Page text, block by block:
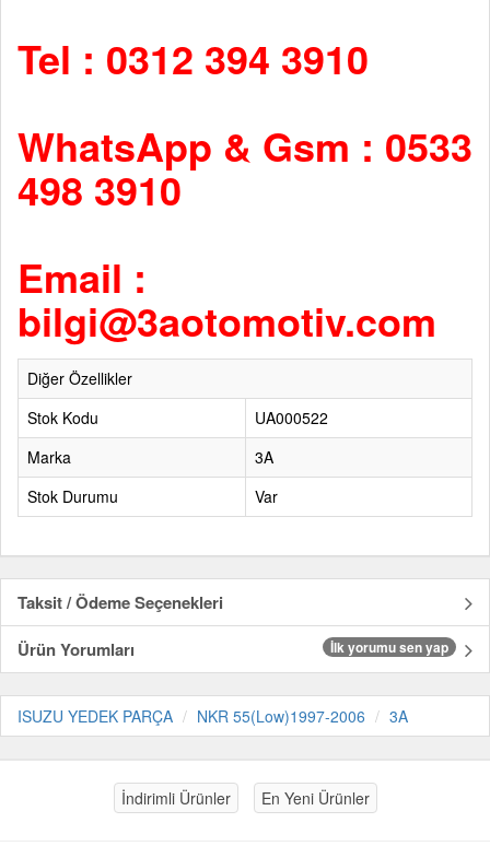
Tel : 0312 394 3910
WhatsApp & Gsm : 0533
498 3910
Email :
bilgi@3aotomotiv.com
Diğer Özellikler
Stok Kodu
UA000522
Marka
3A
Stok Durumu
Var
Taksit / Ödeme Seçenekleri
Ürün Yorumları
İlk yorumu sen yap
ISUZU YEDEK PARÇA NKR 55(Low)1997-2006 3A
İndirimli Ürünler En Yeni Ürünler